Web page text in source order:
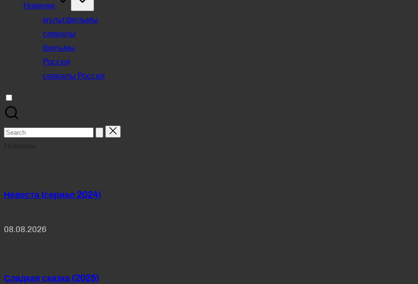
Новинки
мультфильмы
сериалы
фильмы
Россия
сериалы Россия
Search
Невеста (сериал 2024)
08.08.2026
Сладкая сказка (2025)